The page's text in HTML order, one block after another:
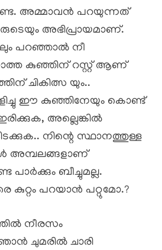
അമ്മാവൻ പറയുന്നത്
അഭിപ്രായമാണ്.
പറഞ്ഞാൽ നീ
കുഞ്ഞിന് റസ്റ്റ്‌ ആണ്
ചികിത്സ യും..
ഈ കുഞ്ഞിനേയും കൊണ്ട്
അല്ലെങ്കിൽ
നിന്റെ സ്ഥാനത്തുള്ള
അമ്പലങ്ങളാണ്
പാർക്കും ബീച്ചുമല്ല.
കുറ്റം പറയാൻ പറ്റുമോ.?
നീരസം
ചുമരിൽ ചാരി